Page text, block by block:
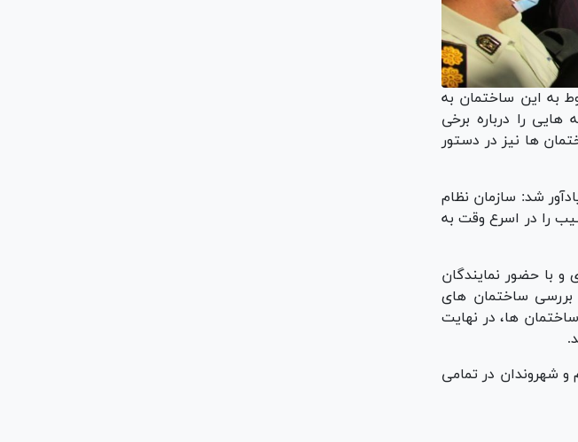
به این ساختمان به
را درباره برخی
ها نیز در دستور
شد: سازمان نظام
را در اسرع وقت به
با حضور نمایندگان
ساختمان های
ها، در نهایت
و شهروندان در تمامی